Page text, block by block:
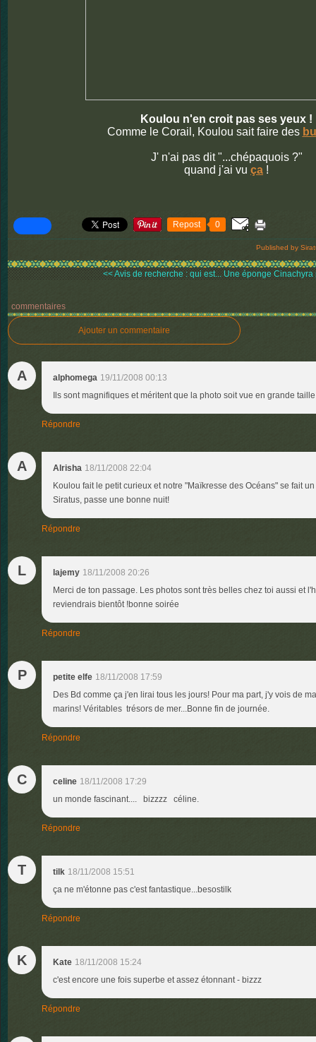
Koulou n'en croit pas ses yeux !
Comme le Corail, Koulou sait faire des
J' n'ai pas dit "...chépaquois ?"
quand j'ai vu ça !
Repost 0
Published by
<< Avis de recherche : qui est... Une éponge Cinachyra
commentaires
Ajouter un commentaire
A alphomega 19/11/2008 00:13
Ils sont magnifiques et méritent que la photo soit vue en grande taille
Répondre
A Alrisha 18/11/2008 22:04
Koulou fait le petit curieux et notre "Maïkresse des Océans" se fait
Siratus, passe une bonne nuit!
Répondre
L lajemy 18/11/2008 20:26
Merci de ton passage. Les photos sont très belles chez toi aussi et
reviendrais bientôt !bonne soirée
Répondre
P petite elfe 18/11/2008 17:59
Des Bd comme ça j'en lirai tous les jours! Pour ma part, j'y vois de
marins! Véritables trésors de mer...Bonne fin de journée.
Répondre
C celine 18/11/2008 17:29
un monde fascinant.... bizzzz céline.
Répondre
T tilk 18/11/2008 15:51
ça ne m'étonne pas c'est fantastique...besostilk
Répondre
K Kate 18/11/2008 15:24
c'est encore une fois superbe et assez étonnant - bizzz
Répondre